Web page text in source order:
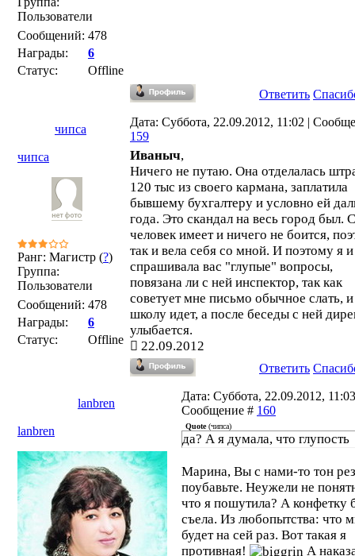
Пользователи
Сообщений: 478
Награды:
6
Статус:
Offline
Ответить
чипса
Дата: Суббота, 22.09.2012, 11:02 |
159
чипса
Ранг: Магистр (?)
Группа:
Пользователи
Сообщений: 478
Награды:
6
Статус:
Offline
Иваныч,
Ничего не путаю. Она отделалась
120 тыс из своего кармана, заплатила
бывшему бухгалтеру и условно ей
года. Это скандал на весь город был.
человек имеет и ничего не боится,
так и вела себя со мной. И поэтому я и
спрашивала вас "глупые" вопросы,
повязана ли с ней инспектор, так как
советует мне письмо обычное слать,
школу идет, а после беседы с ней
улыбается.
22.09.2012
Ответить
lanbren
Дата: Суббота, 22.09.2012,
Сообщение # 160
lanbren
Quote(чипса)
да? А я думала, что глупость
Марина, Вы с нами-то тон
поубавьте. Неужели не
что я пошутила? А конфетку
съела. Из любопытства: что
будет на сей раз. Вот такая я
противная!
А